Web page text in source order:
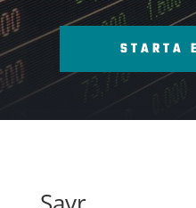
STARTA